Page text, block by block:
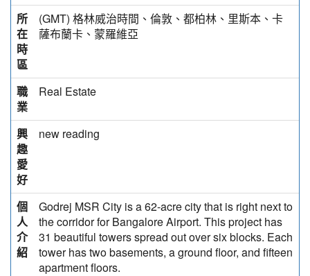
所
在
時
區
(GMT) 格林威治時間、倫敦、都柏林、里斯本、卡
薩布蘭卡、蒙羅維亞
職
業
Real Estate
興
趣
愛
好
new reading
個
人
介
紹
Godrej MSR City is a 62-acre city that is right next to
the corridor for Bangalore Airport. This project has
31 beautiful towers spread out over six blocks. Each
tower has two basements, a ground floor, and fifteen
apartment floors.